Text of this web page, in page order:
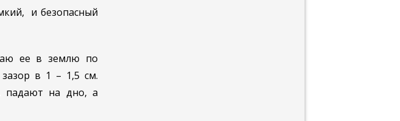
и безопасный
ее в землю по
в 1 – 1,5 см.
падают на дно, а